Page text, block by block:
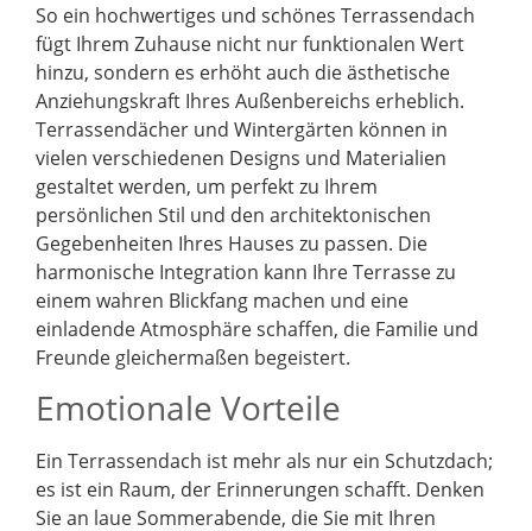
So ein hochwertiges und schönes Terrassendach
fügt Ihrem Zuhause nicht nur funktionalen Wert
hinzu, sondern es erhöht auch die ästhetische
Anziehungskraft Ihres Außenbereichs erheblich.
Terrassendächer und Wintergärten können in
vielen verschiedenen Designs und Materialien
gestaltet werden, um perfekt zu Ihrem
persönlichen Stil und den architektonischen
Gegebenheiten Ihres Hauses zu passen. Die
harmonische Integration kann Ihre Terrasse zu
einem wahren Blickfang machen und eine
einladende Atmosphäre schaffen, die Familie und
Freunde gleichermaßen begeistert.
Emotionale Vorteile
Ein Terrassendach ist mehr als nur ein Schutzdach;
es ist ein Raum, der Erinnerungen schafft. Denken
Sie an laue Sommerabende, die Sie mit Ihren